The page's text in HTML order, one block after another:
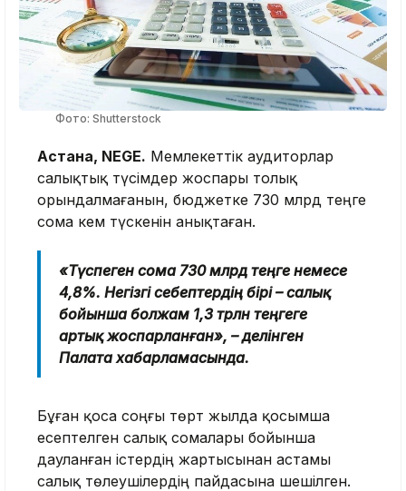
Фото: Shutterstock
Астана, NEGE. Мемлекеттік аудиторлар
салықтық түсімдер жоспары толық
орындалмағанын, бюджетке 730 млрд теңге
сома кем түскенін анықтаған.
«Түспеген сома 730 млрд теңге немесе
4,8%. Негізгі себептердің бірі – салық
бойынша болжам 1,3 трлн теңгеге
артық жоспарланған», – делінген
Палата хабарламасында.
Бұған қоса соңғы төрт жылда қосымша
есептелген салық сомалары бойынша
дауланған істердің жартысынан астамы
салық төлеушілердің пайдасына шешілген.